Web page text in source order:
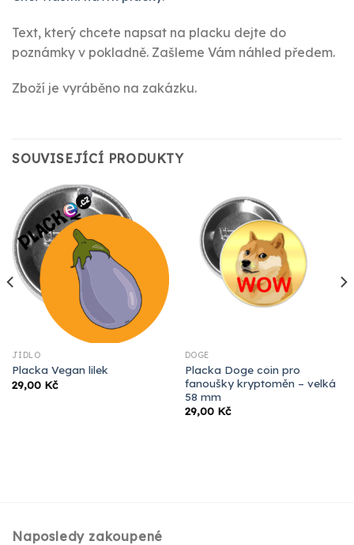
Text, který chcete napsat na placku dejte do
poznámky v pokladně. Zašleme Vám náhled předem.
Zboží je vyráběno na zakázku.
SOUVISEJÍCÍ PRODUKTY
JÍDLO
Placka Vegan lilek
29,00 Kč
DOGE
Placka Doge coin pro
fanoušky kryptoměn – velká
58 mm
29,00 Kč
Naposledy zakoupené